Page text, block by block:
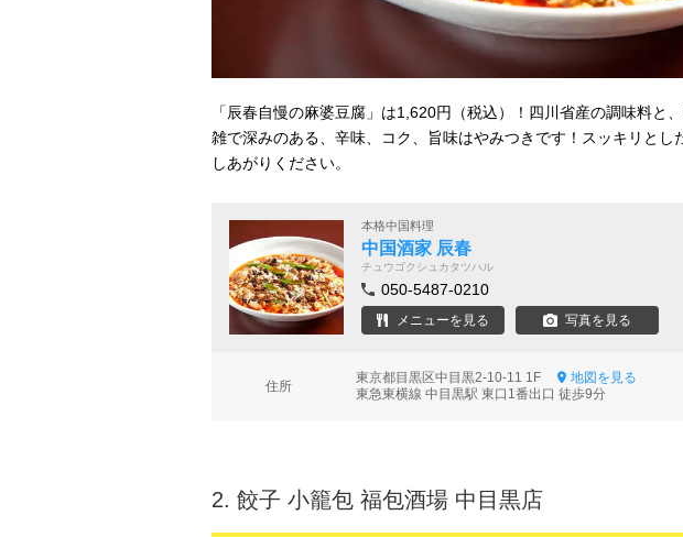
「辰春自慢の麻婆豆腐」は1,620円（税込）！四川省産の調味料と
雑で深みのある、辛味、コク、旨味はやみつきです！スッキリとし
しあがりください。
本格中国料理
中国酒家 辰春
チュウゴクシュカタツハル
050-5487-0210
メニューを見る 写真を見る
住所
東京都目黒区中目黒2-10-11 1F
地図を見る
東急東横線 中目黒駅 東口1番出口 徒歩9分
2. 餃子 小籠包 福包酒場 中目黒店